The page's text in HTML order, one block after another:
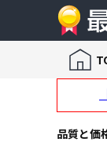
品質と価